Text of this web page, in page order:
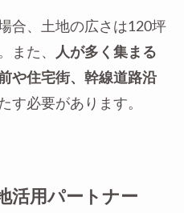
合、土地の広さは120坪
また、
人が多く集まる
や住宅街、幹線道路沿
す必要があります。
活用パートナー